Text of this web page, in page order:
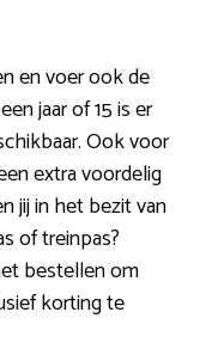
en voer ook de
jaar of 15 is er
Ook voor
extra voordelig
jij in het bezit van
of treinpas?
bestellen om
korting te